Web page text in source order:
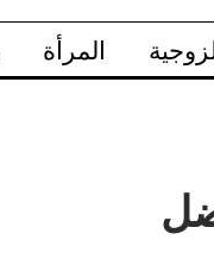
المرأة